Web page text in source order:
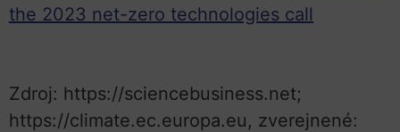
the 2023 net-zero technologies call
Zdroj: https://sciencebusiness.net;
https://climate.ec.europa.eu, zverejnené: